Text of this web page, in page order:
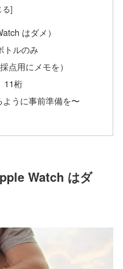
はダメ）
トルのみ
点用にメモを）
11桁
うに事前準備を〜
Watch はダ